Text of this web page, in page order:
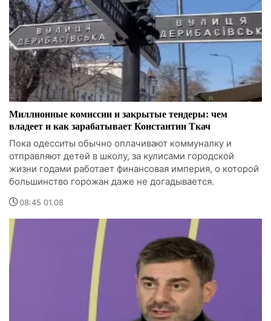
Миллионные комиссии и закрытые тендеры: чем
владеет и как зарабатывает Константин Ткач
Пока одесситы обычно оплачивают коммуналку и
отправляют детей в школу, за кулисами городской
жизни годами работает финансовая империя, о которой
большинство горожан даже не догадывается.
08:45 01.08